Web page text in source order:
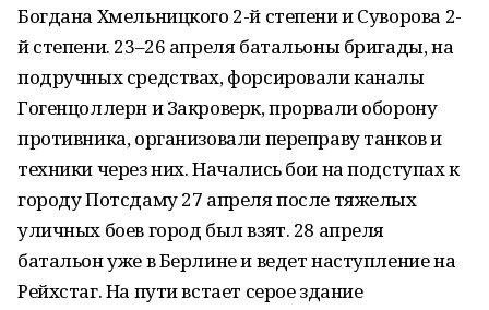
Богдана Хмельницкого 2-й степени и Суворова 2-
й степени. 23–26 апреля батальоны бригады, на
подручных средствах, форсировали каналы
Гогенцоллерн и Закроверк, прорвали оборону
противника, организовали переправу танков и
техники через них. Начались бои на подступах к
городу Потсдаму 27 апреля после тяжелых
уличных боев город был взят. 28 апреля
батальон уже в Берлине и ведет наступление на
Рейхстаг. На пути встает серое здание